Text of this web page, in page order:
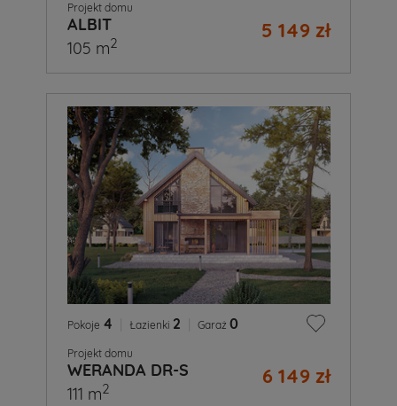
Projekt domu
ALBIT 5 149 zł
105 m2
Pokoje 4 Łazienki 2 Garaż 0
Projekt domu
WERANDA DR-S 6 149 zł
111 m2